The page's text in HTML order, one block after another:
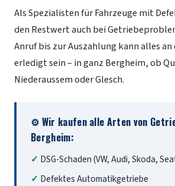
Als Spezialisten für Fahrzeuge mit
den Restwert auch bei
Anruf bis zur Auszahlung kann alles an
erledigt sein – in ganz Bergheim, ob
Niederaussem oder Glesch.
⚙️ Wir kaufen alle Arten von
Bergheim:
DSG-Schaden (VW, Audi, Skoda,
Defektes Automatikgetriebe